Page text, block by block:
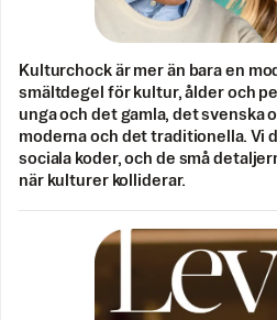
Kulturchock är mer än bara en
smältdegel för kultur, ålder och
unga och det gamla, det svenska
moderna och det traditionella. Vi
sociala koder, och de små
när kulturer kolliderar.